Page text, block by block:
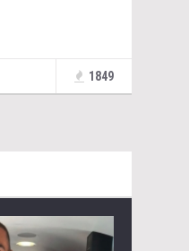
1849